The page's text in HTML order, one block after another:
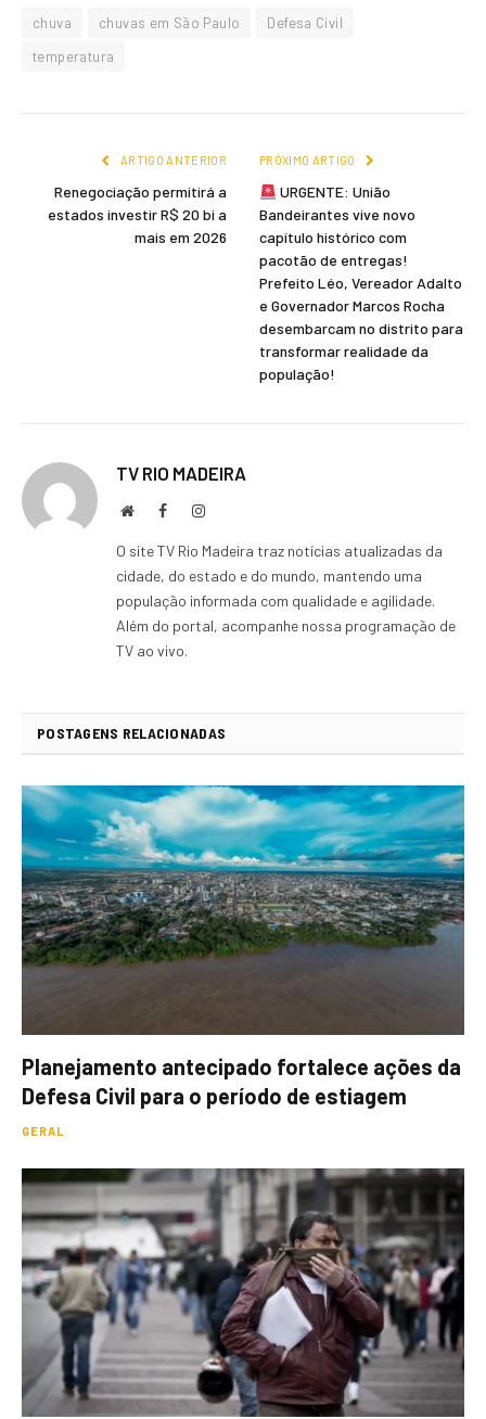
chuva chuvas em São Paulo
Defesa Civil
temperatura
ARTIGO ANTERIOR
Renegociação permitirá a
estados investir R$ 20 bi a
mais em 2026
PRÓXIMO ARTIGO
URGENTE: União
Bandeirantes vive novo
capítulo histórico com
pacotão de entregas!
Prefeito Léo, Vereador Adalto
e Governador Marcos Rocha
desembarcam no distrito para
transformar realidade da
população!
TV RIO MADEIRA
Local
rede
Internet
FacebookInstagram
O site TV Rio Madeira traz notícias atualizadas da
cidade, do estado e do mundo, mantendo uma
população informada com qualidade e agilidade.
Além do portal, acompanhe nossa programação de
TV ao vivo.
POSTAGENS RELACIONADAS
Planejamento antecipado fortalece ações da
Defesa Civil para o período de estiagem
GERAL